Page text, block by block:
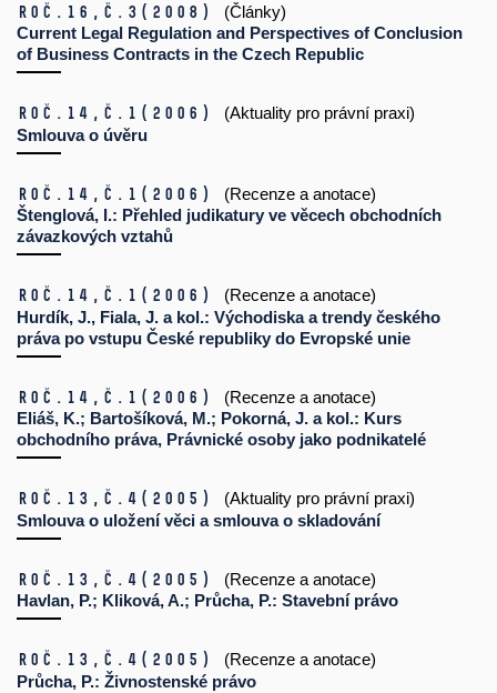
Roč.16, č.3 (2008)
(Články)
Current Legal Regulation and Perspectives of Conclusion
of Business Contracts in the Czech Republic
Roč.14, č.1 (2006)
(Aktuality pro právní praxi)
Smlouva o úvěru
Roč.14, č.1 (2006)
(Recenze a anotace)
Štenglová, I.: Přehled judikatury ve věcech obchodních
závazkových vztahů
Roč.14, č.1 (2006)
(Recenze a anotace)
Hurdík, J., Fiala, J. a kol.: Východiska a trendy českého
práva po vstupu České republiky do Evropské unie
Roč.14, č.1 (2006)
(Recenze a anotace)
Eliáš, K.; Bartošíková, M.; Pokorná, J. a kol.: Kurs
obchodního práva, Právnické osoby jako podnikatelé
Roč.13, č.4 (2005)
(Aktuality pro právní praxi)
Smlouva o uložení věci a smlouva o skladování
Roč.13, č.4 (2005)
(Recenze a anotace)
Havlan, P.; Kliková, A.; Průcha, P.: Stavební právo
Roč.13, č.4 (2005)
(Recenze a anotace)
Průcha, P.: Živnostenské právo